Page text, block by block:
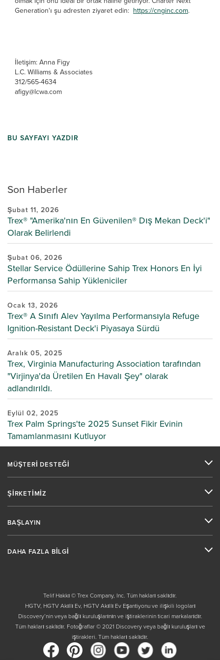
Son Haberler
Şubat 11, 2026
Trex® "Amerika'nın En Güvenilen® Dış Mekan Deck'i"
Olarak Belirlendi
Şubat 06, 2026
Stellar Service Ödüllerine Sahip Trex Honors En İyi
Performansa Sahip Yükleniciler
Ocak 13, 2026
Trex® A Sınıfı Alev Yayılma Performansıyla Refuge
Ignition-Resistant Deck'i Piyasaya Sürdü
Aralık 05, 2025
Trex, Virginia Manufacturing Association tarafından
"Virjinya'da Üretilen En Havalı Şey" olarak
adlandırıldı.
Eylül 02, 2025
Trex Palm Springs'te 2025 Sunset Fikir Evinin
Tamamlanmasını Kutluyor
Generation'ı şu adresten ziyaret edin: https://cnginc.com.
İletişim: Anna Figy
L.C. Williams & Associates
312/565-4634
afigy@lcwa.com
BU SAYFAYI YAZDIR
MÜŞTERİ DESTEĞİ
ŞİRKETİMİZ
BAŞLAYIN
DAHA FAZLA BİLGİ
Telif Hakkı © Trex Company, Inc. Tüm hakları saklıdır.
HGTV, HGTV Akıllı Ev, HGTV Akıllı Ev Eşantiyonu ve ilişkili logoları
Discovery’nin veya bağlı kuruluşlarının ve iştiraklerinin ticari markalarıdır.
Tüm hakları saklıdır. Fotoğraflar © 2021 Discovery veya bağlı kuruluşları ve
iştirakleri. Tüm hakları saklıdır.